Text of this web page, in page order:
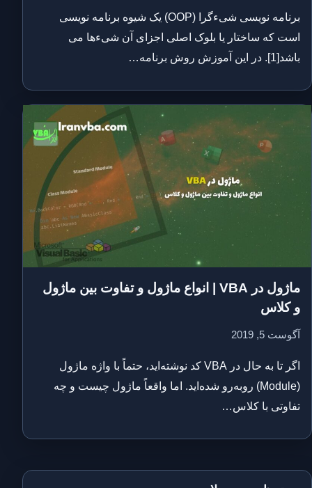
برنامه نویسی شیءگرا (OOP) یک شیوه برنامه نویسی
است که ساختار یا بلوک اصلی اجزای آن شیءها می
باشد[1]. در این آموزش روش برنامه…
ماژول در VBA | انواع ماژول و تفاوت بین ماژول
و کلاس
آگوست 5, 2019
اگر تا به حال در VBA کد نوشته‌اید، حتماً با واژه ماژول
(Module) روبه‌رو شده‌اید. اما واقعاً ماژول چیست و چه
تفاوتی با کلاس…